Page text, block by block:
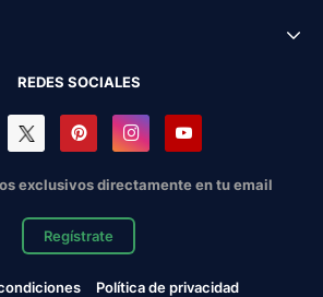
REDES SOCIALES
exclusivos directamente en tu email
Regístrate
Política de privacidad